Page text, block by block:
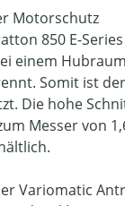
Motorschutz
850 E-
einem
Somit ist
Die hohe
Messer von
Variomatic